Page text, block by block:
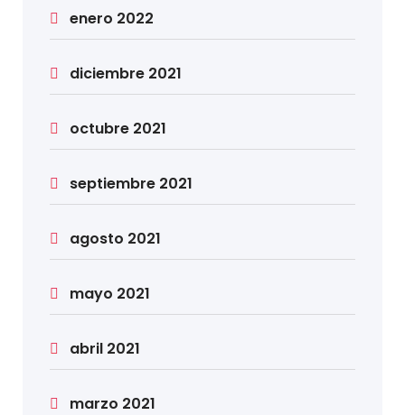
enero 2022
diciembre 2021
octubre 2021
septiembre 2021
agosto 2021
mayo 2021
abril 2021
marzo 2021